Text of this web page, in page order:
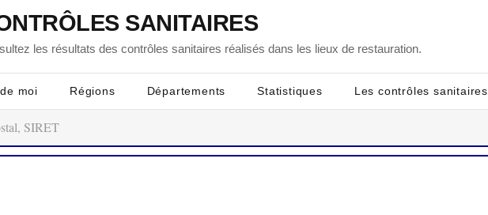
SANITAIRES
les résultats des contrôles sanitaires réalisés dans les lieux de restauration.
moi Régions Départements Statistiques Les contrôles sanitaires